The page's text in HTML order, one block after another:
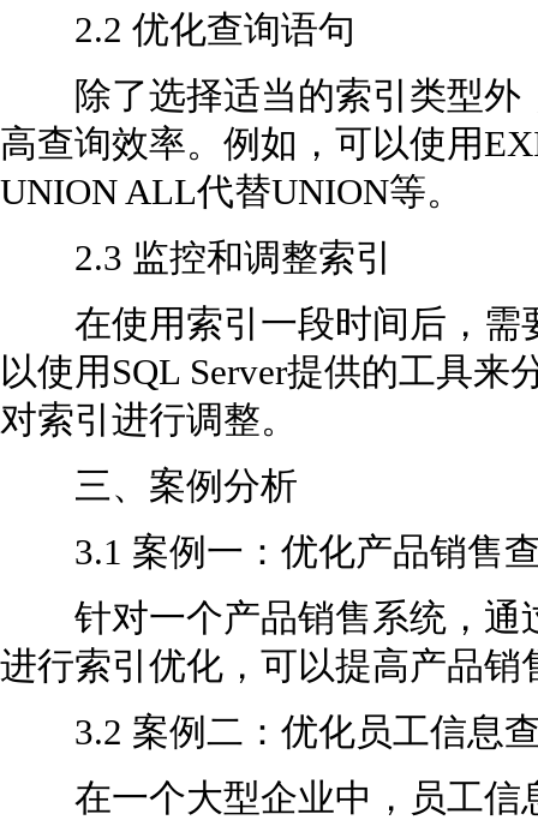
2.2 优化查询语句
除了选择适当的索引类型外
高查询效率。例如，可以使用
UNION ALL代替UNION等。
2.3 监控和调整索引
在使用索引一段时间后，需
以使用SQL Server提供的工具
对索引进行调整。
三、案例分析
3.1 案例一：优化产品销售
针对一个产品销售系统，通
进行索引优化，可以提高产品销
3.2 案例二：优化员工信息
在一个大型企业中，员工信